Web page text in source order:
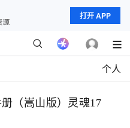
打开 APP
个人
册（嵩山版）灵魂17